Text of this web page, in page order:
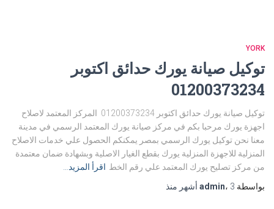
YORK
توكيل صيانة يورك حدائق اكتوبر
01200373234
توكيل صيانة يورك حدائق اكتوبر 01200373234 المركز المعتمد لاصلاح
اجهزة يورك مرحبا بكم في مركز صيانة يورك المعتمد الرسمي في مدينة
معنا نحن توكيل يورك الرسمي بمصر يمكنكم الحصول علي خدمات الاصلاح
المنزلية للاجهزة المنزلية يورك بقطع الغيار الاصلية وبشهادة ضمان معتمدة
من مركز تصليح يورك المعتمد علي رقم الخط اقرأ المزيد…
بواسطة
admin، 3 أشهر منذ